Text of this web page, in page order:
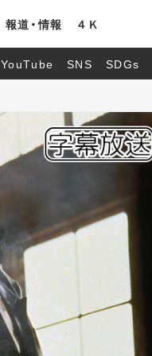
報道・情報 ４Ｋ
YouTube SNS SDGs